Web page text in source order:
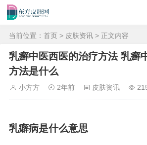
当前位置： 首页 > 皮肤资讯 > 正文内容
乳癣中医西医的治疗方法 乳癣
方法是什么
小方方 2年前 皮肤资讯
乳癖病是什么意思